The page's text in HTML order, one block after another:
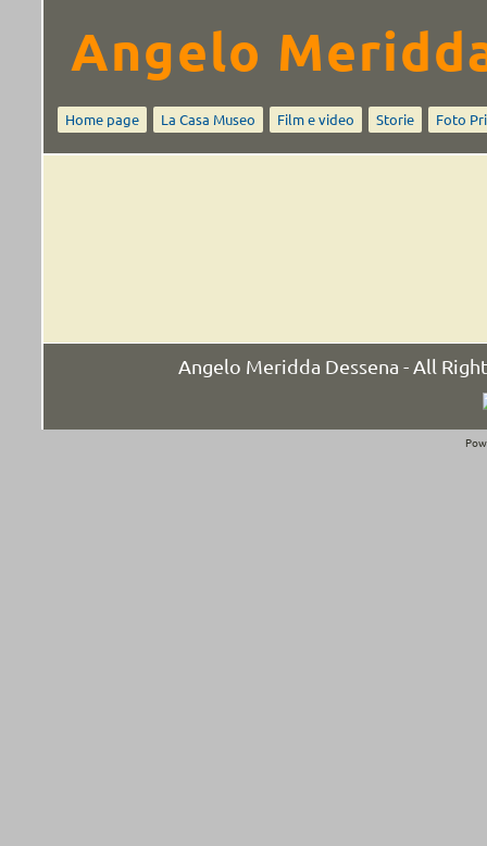
Angelo
Home page La Casa Museo Film e video Storie Foto
Angelo Meridda Dessena - All